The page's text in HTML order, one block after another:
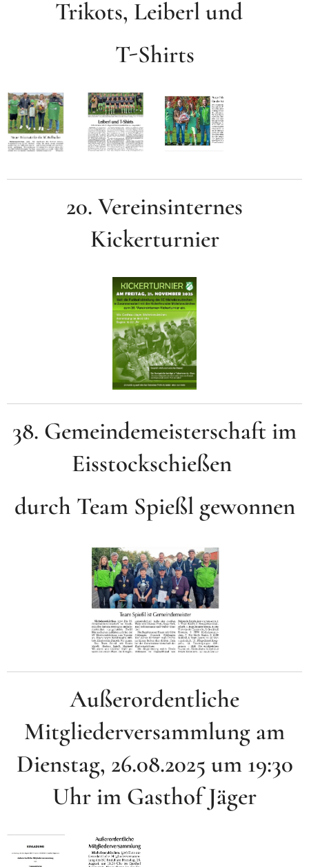
Trikots, Leiberl und
T-Shirts
20. Vereinsinternes
Kickerturnier
38. Gemeindemeisterschaft im
Eisstockschießen
durch Team Spießl gewonnen
Außerordentliche
Mitgliederversammlung am
Dienstag, 26.08.2025 um 19:30
Uhr im Gasthof Jäger